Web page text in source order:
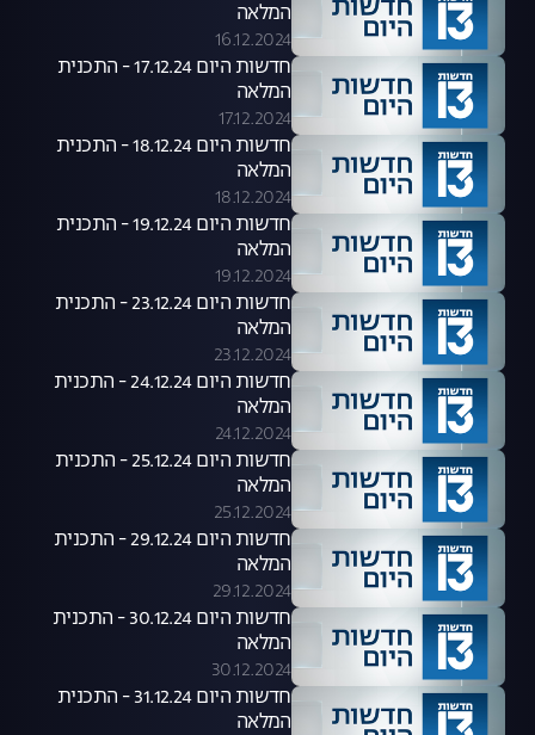
המלאה
16.12.2024
חדשות היום 17.12.24 - התכנית
המלאה
17.12.2024
חדשות היום 18.12.24 - התכנית
המלאה
18.12.2024
חדשות היום 19.12.24 - התכנית
המלאה
19.12.2024
חדשות היום 23.12.24 - התכנית
המלאה
23.12.2024
חדשות היום 24.12.24 - התכנית
המלאה
24.12.2024
חדשות היום 25.12.24 - התכנית
המלאה
25.12.2024
חדשות היום 29.12.24 - התכנית
המלאה
29.12.2024
חדשות היום 30.12.24 - התכנית
המלאה
30.12.2024
חדשות היום 31.12.24 - התכנית
המלאה